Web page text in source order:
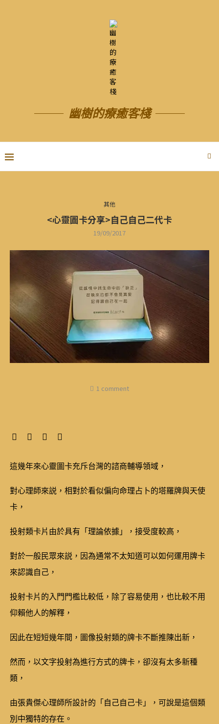
幽樹的療癒客棧
其他
<心靈圖卡分享>自己自己二代卡
19/09/2017
1 comment
這幾年來心靈圖卡充斥台灣的諮商輔導領域，
對心理師來説，相對於看似偏向命理占卜的塔羅牌與天使
卡，
投射類卡片由於具有「理論依據」，接受度較高，
對於一般民眾來説，因為通常不太知道可以如何運用牌卡
來認識自己，
投射卡片的入門門檻比較低，除了容易使用，也比較不用
仰賴他人的解釋，
因此在短短幾年間，圖像投射類的牌卡不斷推陳出新，
然而，以文字投射為進行方式的牌卡，卻沒有太多新種
類，
由張貴傑心理師所設計的「自己自己卡」，可說是這個類
別中獨特的存在。